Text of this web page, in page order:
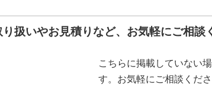
扱いやお見積りなど、お気軽にご相談
こちらに掲載していない
す。お気軽にご相談くだ